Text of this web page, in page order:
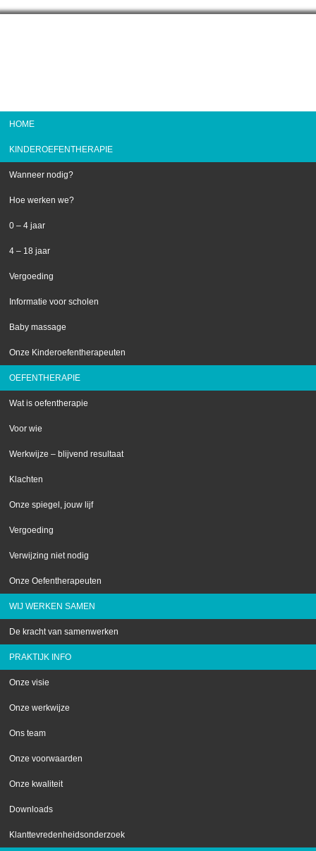
HOME
KINDEROEFENTHERAPIE
Wanneer nodig?
Hoe werken we?
0 – 4 jaar
4 – 18 jaar
Vergoeding
Informatie voor scholen
Baby massage
Onze Kinderoefentherapeuten
OEFENTHERAPIE
Wat is oefentherapie
Voor wie
Werkwijze – blijvend resultaat
Klachten
Onze spiegel, jouw lijf
Vergoeding
Verwijzing niet nodig
Onze Oefentherapeuten
WIJ WERKEN SAMEN
De kracht van samenwerken
PRAKTIJK INFO
Onze visie
Onze werkwijze
Ons team
Onze voorwaarden
Onze kwaliteit
Downloads
Klanttevredenheidsonderzoek